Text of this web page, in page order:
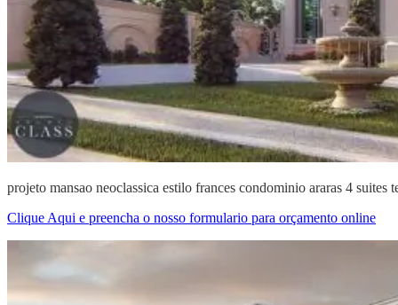
projeto mansao neoclassica estilo frances condominio araras 4 suites
Clique Aqui e preencha o nosso formulario para orçamento online